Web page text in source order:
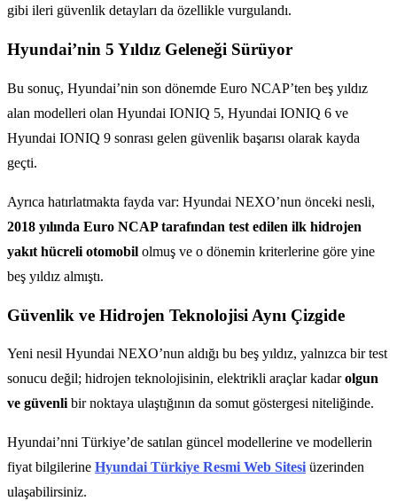
gibi ileri güvenlik detayları da özellikle vurgulandı.
Hyundai’nin 5 Yıldız Geleneği Sürüyor
Bu sonuç, Hyundai’nin son dönemde Euro NCAP’ten beş yıldız
alan modelleri olan Hyundai IONIQ 5, Hyundai IONIQ 6 ve
Hyundai IONIQ 9 sonrası gelen güvenlik başarısı olarak kayda
geçti.
Ayrıca hatırlatmakta fayda var: Hyundai NEXO’nun önceki nesli,
2018 yılında Euro NCAP tarafından test edilen ilk hidrojen
yakıt hücreli otomobil olmuş ve o dönemin kriterlerine göre yine
beş yıldız almıştı.
Güvenlik ve Hidrojen Teknolojisi Aynı Çizgide
Yeni nesil Hyundai NEXO’nun aldığı bu beş yıldız, yalnızca bir test
sonucu değil; hidrojen teknolojisinin, elektrikli araçlar kadarolgun
ve güvenli bir noktaya ulaştığının da somut göstergesi niteliğinde.
Hyundai’nni Türkiye’de satılan güncel modellerine ve modellerin
fiyat bilgilerine Hyundai Türkiye Resmi Web Sitesi üzerinden
ulaşabilirsiniz.